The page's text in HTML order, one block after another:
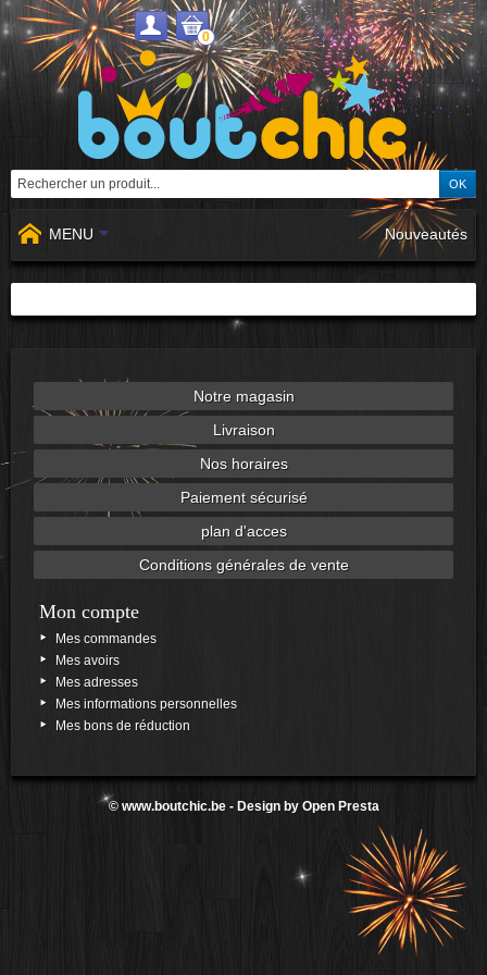
0
MENU Nouveautés
Notre magasin
Livraison
Nos horaires
Paiement sécurisé
plan d'acces
Conditions générales de vente
Mon compte
Mes commandes
Mes avoirs
Mes adresses
Mes informations personnelles
Mes bons de réduction
© www.boutchic.be- Design by Open Presta